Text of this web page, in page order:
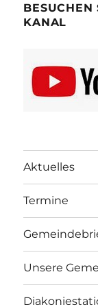
BESUCHEN
KANAL
Aktuelles
Termine
Unsere